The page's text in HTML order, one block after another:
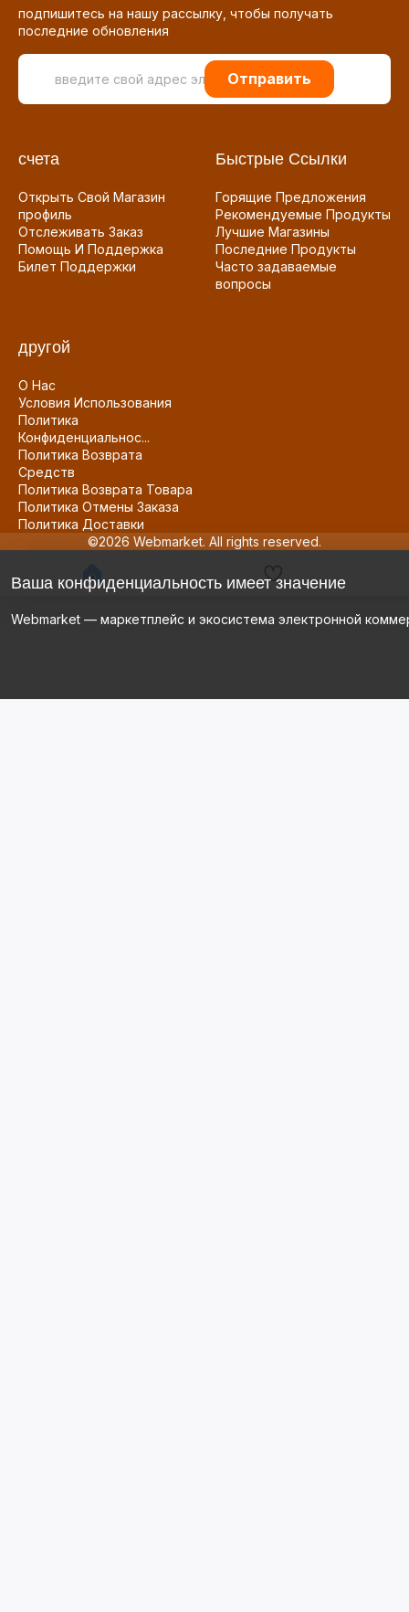
подпишитесь на нашу рассылку, чтобы получать
последние обновления
Отправить
счета
Открыть Свой Магазин
профиль
Отслеживать Заказ
Помощь И Поддержка
Билет Поддержки
Быстрые Ссылки
Горящие Предложения
Рекомендуемые Продукты
Лучшие Магазины
Последние Продукты
Часто задаваемые
вопросы
другой
О Нас
Условия Использования
Политика
Конфиденциальнос...
Политика Возврата
Средств
Политика Возврата Товара
Политика Отмены Заказа
Политика Доставки
©2026 Webmarket. All rights reserved.
Ваша конфиденциальность имеет значение
Webmarket — маркетплейс и экосистема электронной